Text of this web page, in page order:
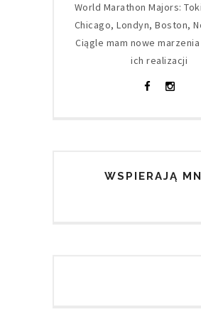
World Marathon Majors:
Chicago, Londyn, Boston,
Ciągle mam nowe
ich realizacji
WSPIERAJĄ